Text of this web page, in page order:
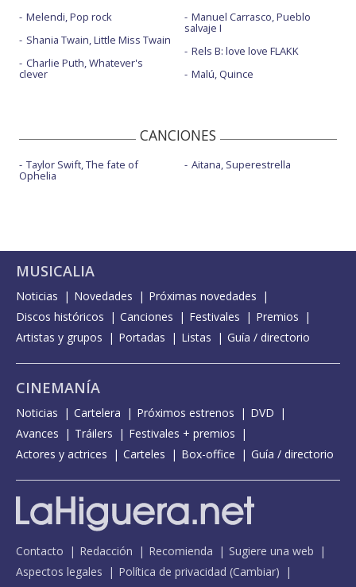
Melendi, Pop rock
Shania Twain, Little Miss Twain
Charlie Puth, Whatever's
clever
Manuel Carrasco, Pueblo
salvaje I
Rels B: love love FLAKK
Malú, Quince
CANCIONES
Taylor Swift, The fate of
Ophelia
Aitana, Superestrella
MUSICALIA
Noticias Novedades
Próximas novedades
Discos históricos
Canciones Festivales
Premios
Artistas y grupos
Portadas Listas Guía / directorio
CINEMANÍA
Noticias Cartelera Próximos estrenos
DVD
Avances
Tráilers
Festivales + premios
Actores y actrices
Carteles Box-office Guía / directorio
Contacto Redacción Recomienda
Sugiere una web
Aspectos legales
Política de privacidad (Cambiar)